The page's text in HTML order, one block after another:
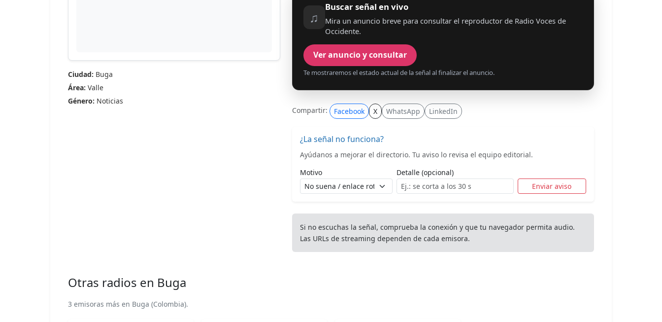
Ciudad: Buga
Área: Valle
Género: Noticias
♫
Buscar señal en vivo
Mira un anuncio breve para consultar el reproductor de Radio Voces de
Occidente.
Ver anuncio y consultar
Te mostraremos el estado actual de la señal al finalizar el anuncio.
Compartir: Facebook X WhatsApp LinkedIn
¿La señal no funciona?
Ayúdanos a mejorar el directorio. Tu aviso lo revisa el equipo editorial.
Motivo
Detalle (opcional)
Enviar aviso
Si no escuchas la señal, comprueba la conexión y que tu navegador permita audio.
Las URLs de streaming dependen de cada emisora.
Otras radios en Buga
3 emisoras más en Buga (Colombia).